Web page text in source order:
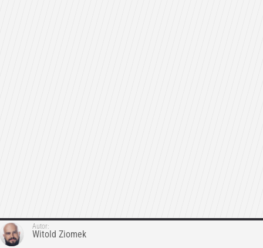
Autor:
Witold Ziomek